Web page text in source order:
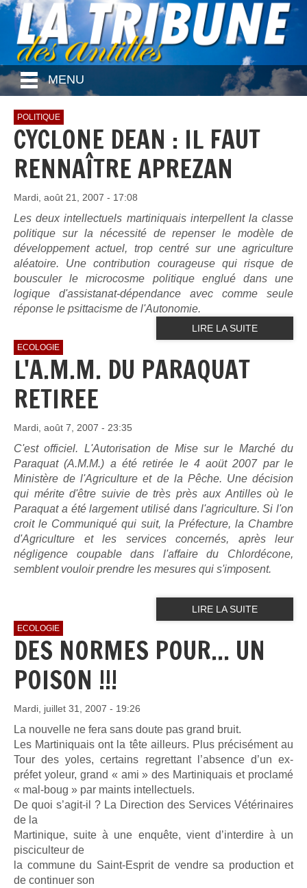
MENU
POLITIQUE
CYCLONE DEAN : IL FAUT
RENNAÎTRE APREZAN
Mardi, août 21, 2007 - 17:08
Les deux intellectuels martiniquais interpellent la classe
politique sur la nécessité de repenser le modèle de
développement actuel, trop centré sur une agriculture
aléatoire. Une contribution courageuse qui risque de
bousculer le microcosme politique englué dans une
logique d'assistanat-dépendance avec comme seule
réponse le psittacisme de l'Autonomie.
LIRE LA SUITE
ECOLOGIE
L'A.M.M. DU PARAQUAT
RETIREE
Mardi, août 7, 2007 - 23:35
C'est officiel. L'Autorisation de Mise sur le Marché du
Paraquat (A.M.M.) a été retirée le 4 aoüt 2007 par le
Ministère de l'Agriculture et de la Pêche. Une décision
qui mérite d'être suivie de très près aux Antilles où le
Paraquat a été largement utilisé dans l'agriculture. Si l'on
croit le Communiqué qui suit, la Préfecture, la Chambre
d'Agriculture et les services concernés, après leur
négligence coupable dans l'affaire du Chlordécone,
semblent vouloir prendre les mesures qui s'imposent.
LIRE LA SUITE
ECOLOGIE
DES NORMES POUR... UN
POISON !!!
Mardi, juillet 31, 2007 - 19:26
La nouvelle ne fera sans doute pas grand bruit.
Les Martiniquais ont la tête ailleurs. Plus précisément au
Tour des yoles, certains regrettant l’absence d’un ex-
préfet yoleur, grand « ami » des Martiniquais et proclamé
« mal-boug » par maints intellectuels.
De quoi s’agit-il ? La Direction des Services Vétérinaires
de la
Martinique, suite à une enquête, vient d’interdire à un
pisciculteur de
la commune du Saint-Esprit de vendre sa production et
de continuer son